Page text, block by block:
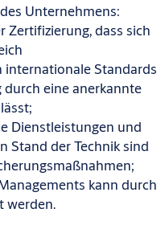
Unternehmens:
Zertifizierung, dass sich
Standards
eine anerkannte
Dienstleistungen und
Stand der Technik sind
kann durch
werden.